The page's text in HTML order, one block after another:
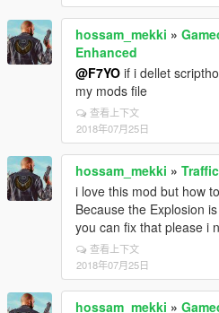
hossam_mekki »
Enhanced
@F7YO if i dellet
my mods file
查看上下文
2018年07月25日
hossam_mekki »
i love this mod but how
Because the Explosion
you can fix that please i
查看上下文
2018年07月25日
hossam_mekki »